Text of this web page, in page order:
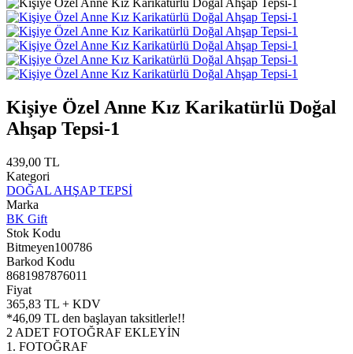
Kişiye Özel Anne Kız Karikatürlü Doğal
Ahşap Tepsi-1
439,00 TL
Kategori
DOĞAL AHŞAP TEPSİ
Marka
BK Gift
Stok Kodu
Bitmeyen100786
Barkod Kodu
8681987876011
Fiyat
365,83 TL + KDV
*46,09 TL den başlayan taksitlerle!!
2 ADET FOTOĞRAF EKLEYİN
1. FOTOĞRAF